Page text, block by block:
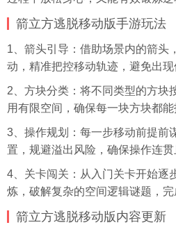
箭立方逃脱移动版手游玩法
1、箭头引导：借助场景内的箭头
动，精准把控移动轨迹，避免出现
2、方块分类：将不同类型的方块
用有限空间，确保每一块方块都能
3、操作规划：每一步移动前提前
置，规避溢出风险，确保操作连贯
4、关卡闯关：从入门关卡开始逐
炼，破解复杂的空间逻辑谜题，完
箭立方逃脱移动版内容更新